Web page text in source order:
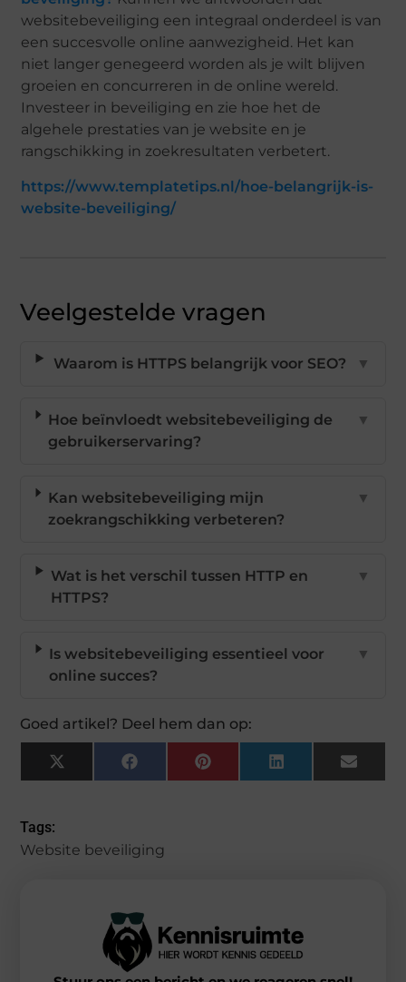
websitebeveiliging een integraal onderdeel is van
een succesvolle online aanwezigheid. Het kan
niet langer genegeerd worden als je wilt blijven
groeien en concurreren in de online wereld.
Investeer in beveiliging en zie hoe het de
algehele prestaties van je website en je
rangschikking in zoekresultaten verbetert.
https://www.templatetips.nl/hoe-belangrijk-is-
website-beveiliging/
Veelgestelde vragen
Waarom is HTTPS belangrijk voor SEO? ▼
Hoe beïnvloedt websitebeveiliging de
gebruikerservaring?
▼
Kan websitebeveiliging mijn
zoekrangschikking verbeteren?
▼
Wat is het verschil tussen HTTP en
HTTPS?
▼
Is websitebeveiliging essentieel voor
online succes?
▼
Goed artikel? Deel hem dan op:
X
(Twitter)
FacebookPinterestLinkedIn Email
Tags:
Website beveiliging